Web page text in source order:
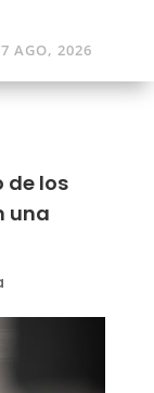
7 AGO, 2026
de los
una